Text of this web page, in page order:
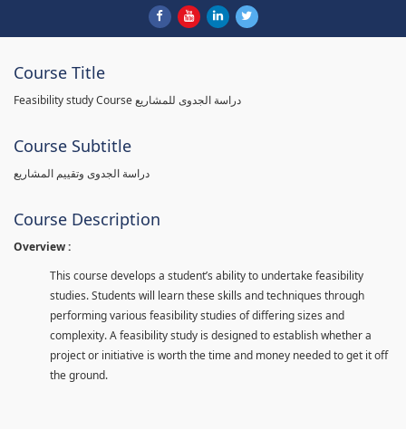
Course Title
Feasibility study Course دراسة الجدوى للمشاريع
Course Subtitle
دراسة الجدوى وتقييم المشاريع
Course Description
Overview :
This course develops a student’s ability to undertake feasibility
studies. Students will learn these skills and techniques through
performing various feasibility studies of differing sizes and
complexity. A feasibility study is designed to establish whether a
project or initiative is worth the time and money needed to get it off
the ground.